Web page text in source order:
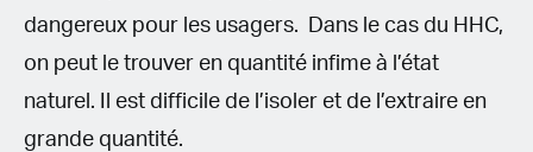
dangereux pour les usagers. Dans le cas du HHC,
on peut le trouver en quantité infime à l’état
naturel. Il est difficile de l’isoler et de l’extraire en
grande quantité.